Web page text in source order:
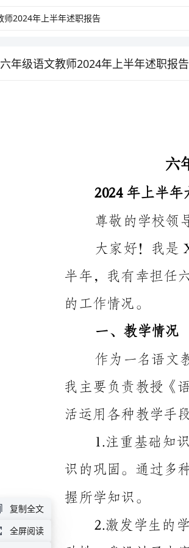
六年级语文教师2024年上半年述职报告
生的写作兴趣和表达能力。
文学习的兴趣和热情。
复制全文
全屏阅读